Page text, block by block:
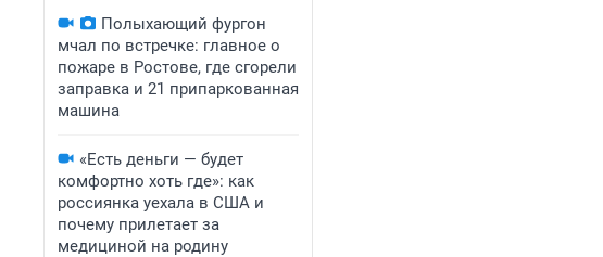
Полыхающий фургон
мчал по встречке: главное о
пожаре в Ростове, где сгорели
заправка и 21 припаркованная
машина
«Есть деньги — будет
комфортно хоть где»: как
россиянка уехала в США и
почему прилетает за
медициной на родину